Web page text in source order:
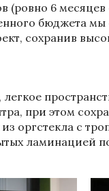
(ровно 6
бюджета
сохранив
при этом
оргстекла с
ламинацией